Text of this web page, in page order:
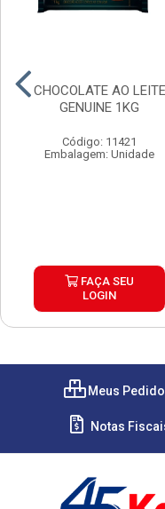
CHOCOLATE AO LEITE
GENUINE 1KG
Código: 11421
Embalagem: Unidade
FAÇA SEU
LOGIN
Meus
Notas